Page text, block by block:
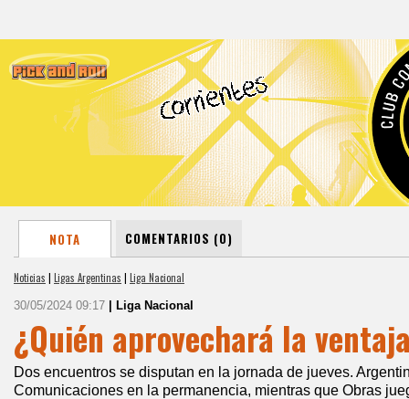
NOTA COMENTARIOS (0)
Noticias | Ligas Argentinas | Liga Nacional
30/05/2024 09:17 | Liga Nacional
¿Quién aprovechará la
Dos encuentros se disputan en la jornada de jueves.
Comunicaciones en la permanencia, mientras que Obras